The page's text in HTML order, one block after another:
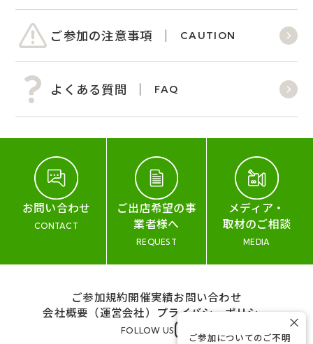
ご参加の注意事項 CAUTION
よくある質問 FAQ
お問い合わせ
CONTACT
ご出店希望の事
業者様へ
REQUEST
メディア・
取材のご相談
MEDIA
ご参加規約開催実績お問い合わせ
会社概要（運営会社） プライバシーポリシー
FOLLOW US
ご参加についてのご不明
×